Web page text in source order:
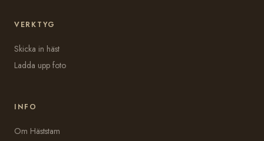
VERKTYG
Skicka in häst
Ladda upp foto
INFO
Om Häststam